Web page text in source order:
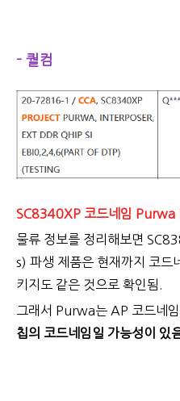
- 퀄컴
SC8340XP 코드네임 Purwa
물류 정보를 정리해보면
s) 파생 제품은 현재까지 코드
키지도 같은 것으로 확인됨.
그래서 Purwa는 AP 코드네
칩의 코드네임일 가능성이 있